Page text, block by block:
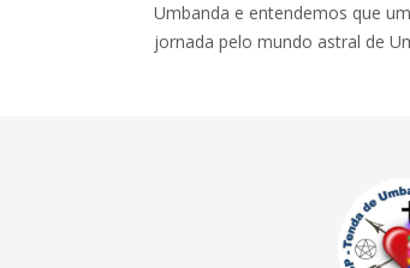
Umbanda e entendemos que
jornada pelo mundo astral de